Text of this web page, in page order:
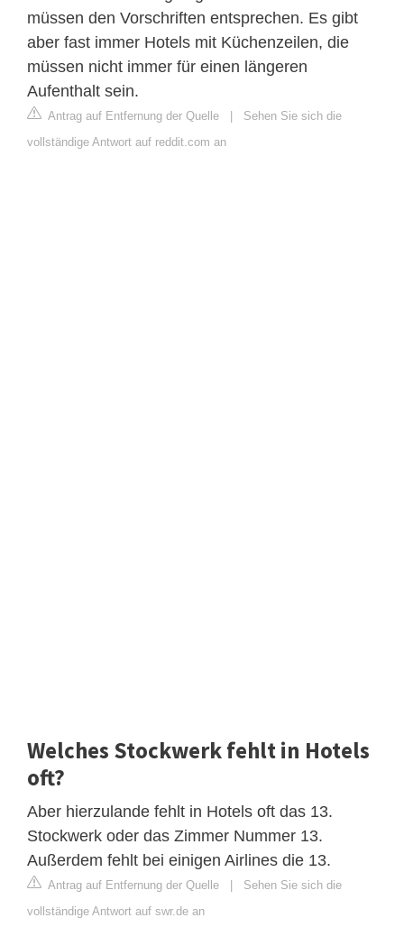
müssen den Vorschriften entsprechen. Es gibt
aber fast immer Hotels mit Küchenzeilen, die
müssen nicht immer für einen längeren
Aufenthalt sein.
Antrag auf Entfernung der Quelle | Sehen Sie sich die
vollständige Antwort auf reddit.com an
Welches Stockwerk fehlt in Hotels
oft?
Aber hierzulande fehlt in Hotels oft das 13.
Stockwerk oder das Zimmer Nummer 13.
Außerdem fehlt bei einigen Airlines die 13.
Antrag auf Entfernung der Quelle | Sehen Sie sich die
vollständige Antwort auf swr.de an